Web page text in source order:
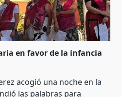
en favor de la infancia
acogió una noche en la
las palabras para